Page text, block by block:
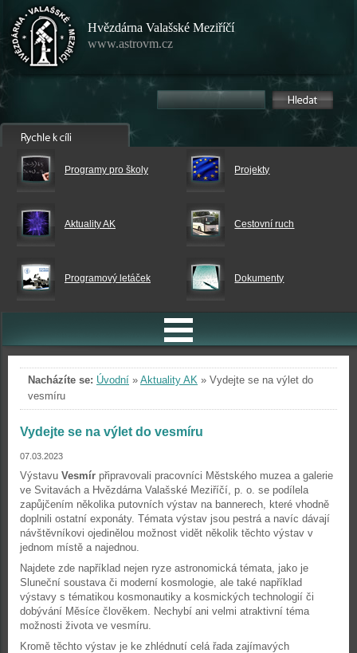
Hvězdárna Valašské Meziříčí
www.astrovm.cz
Programy pro školy Projekty
Aktuality AK Cestovní ruch
Programový letáček Dokumenty
Nacházíte se: Úvodní » Aktuality AK » Vydejte se na výlet do
vesmíru
Vydejte se na výlet do vesmíru
07.03.2023
Výstavu Vesmír připravovali pracovníci Městského muzea a galerie
ve Svitavách a Hvězdárna Valašské Meziříčí, p. o. se podílela
zapůjčením několika putovních výstav na bannerech, které vhodně
doplnili ostatní exponáty. Témata výstav jsou pestrá a navíc dávají
návštěvníkovi ojedinělou možnost vidět několik těchto výstav v
jednom místě a najednou.
Najdete zde například nejen ryze astronomická témata, jako je
Sluneční soustava či moderní kosmologie, ale také například
výstavy s tématikou kosmonautiky a kosmických technologií či
dobývání Měsíce člověkem. Nechybí ani velmi atraktivní téma
možnosti života ve vesmíru.
Kromě těchto výstav je ke zhlédnutí celá řada zajímavých